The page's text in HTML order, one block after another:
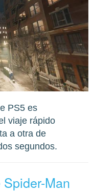
PS5 es
viaje rápido
a otra de
segundos.
Man